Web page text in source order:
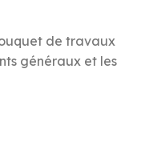
de travaux
généraux et les